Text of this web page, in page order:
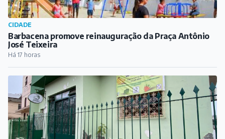
CIDADE
Barbacena promove reinauguração da Praça Antônio
José Teixeira
Há 17 horas